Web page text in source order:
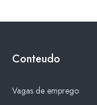
Conteudo
Vagas de emprego